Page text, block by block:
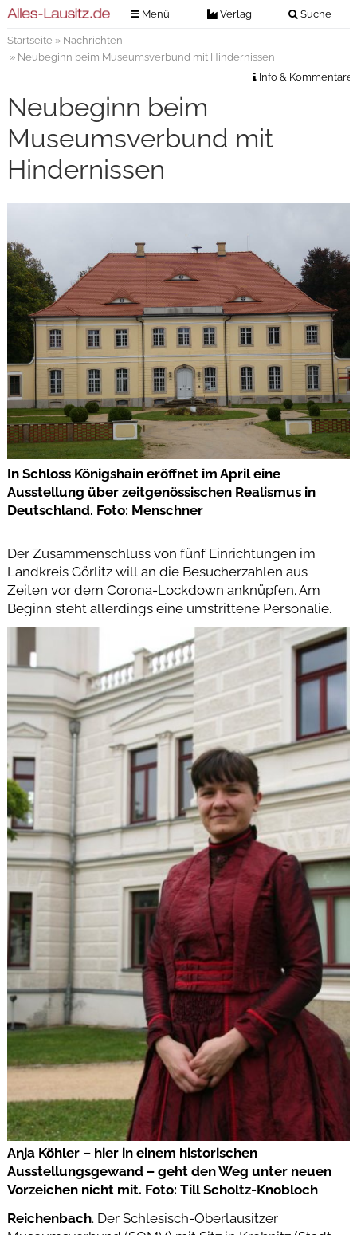
Menü Verlag Suche
Verlag
Kontakt
Veranstaltungstickets
Anzeigenannahme
Anzeigensuche
Digitale Ausgaben
Startseite» Nachrichten
» Neubeginn beim Museumsverbund mit Hindernissen
Info & Kommentare
Neubeginn beim
Museumsverbund mit
Hindernissen
In Schloss Königshain eröffnet im April eine
Ausstellung über zeitgenössischen Realismus in
Deutschland. Foto: Menschner
Der Zusammenschluss von fünf Einrichtungen im
Landkreis Görlitz will an die Besucherzahlen aus
Zeiten vor dem Corona-Lockdown anknüpfen. Am
Beginn steht allerdings eine umstrittene Personalie.
Anja Köhler – hier in einem historischen
Ausstellungsgewand – geht den Weg unter neuen
Vorzeichen nicht mit. Foto: Till Scholtz-Knobloch
Reichenbach. Der Schlesisch-Oberlausitzer